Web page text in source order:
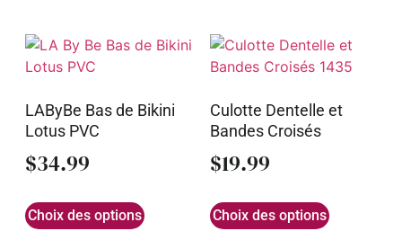
LAByBe Bas de Bikini
Lotus PVC
$34.99
Choix des options
Culotte Dentelle et
Bandes Croisés
$19.99
Choix des options